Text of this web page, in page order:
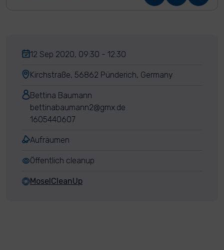
12 Sep 2020, 09:30 - 12:30
Kirchstraße, 56862 Pünderich, Germany
Bettina Baumann
bettinabaumann2@gmx.de
1605440607
Aufräumen
Öffentlich cleanup
MoselCleanUp